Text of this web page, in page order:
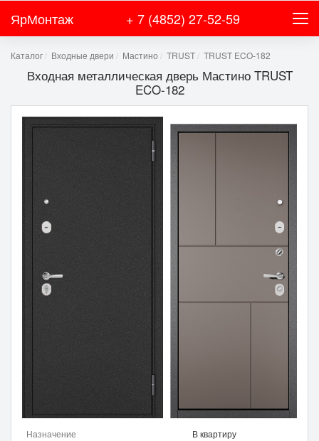
ЯрМонтаж + 7 (4852) 27-52-59
Каталог Входные двери Мастино TRUST TRUST ECO-182
Входная металлическая дверь Мастино TRUST
ECO-182
Назначение
В квартиру